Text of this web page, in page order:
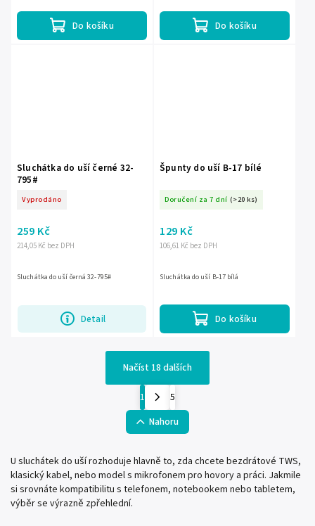
Do košíku Do košíku
Sluchátka do uší černé 32-
795#
Vyprodáno
214,05 Kč bez DPH
259 Kč
Detail
Sluchátka do uší černá 32-795#
Špunty do uší B-17 bílé
Doručení za 7 dní (>20 ks)
106,61 Kč bez DPH
129 Kč
Do košíku
Sluchátka do uší B-17 bílá
Načíst 18 dalších
1
5
Nahoru
U sluchátek do uší rozhoduje hlavně to, zda chcete bezdrátové TWS,
klasický kabel, nebo model s mikrofonem pro hovory a práci. Jakmile
si srovnáte kompatibilitu s telefonem, notebookem nebo tabletem,
výběr se výrazně zpřehlední.